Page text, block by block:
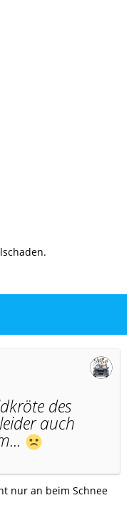
des
auch
nur an beim Schnee